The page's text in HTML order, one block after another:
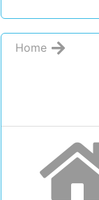
o
o
k
Home